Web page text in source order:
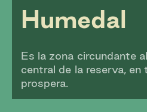
Humedal
Es la zona circundante
central de la reserva, en
prospera.